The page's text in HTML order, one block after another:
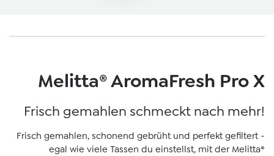
Melitta® AromaFresh Pro X
Frisch gemahlen schmeckt nach mehr!
Frisch gemahlen, schonend gebrüht und perfekt gefiltert -
egal wie viele Tassen du einstellst, mit der Melitta®